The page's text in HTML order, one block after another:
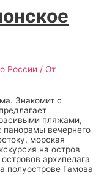
России / От
Знакомит с
пляжами,
вечернего
морская
на остров
архипелага
полуострове Гамова